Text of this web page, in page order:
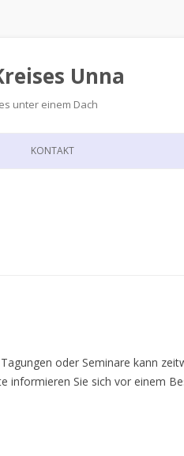
Unna
unter einem Dach
Zum
KONTAKT
oder Seminare kann
informieren Sie sich vor einem